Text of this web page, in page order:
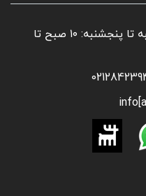
📌 ساعات کاری بخش فروش: شنبه تا پنجشنبه: ۱۰ صبح تا